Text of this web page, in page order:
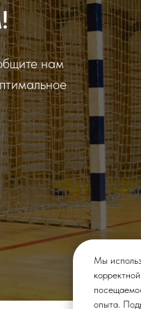
нам
Мы
опыта.